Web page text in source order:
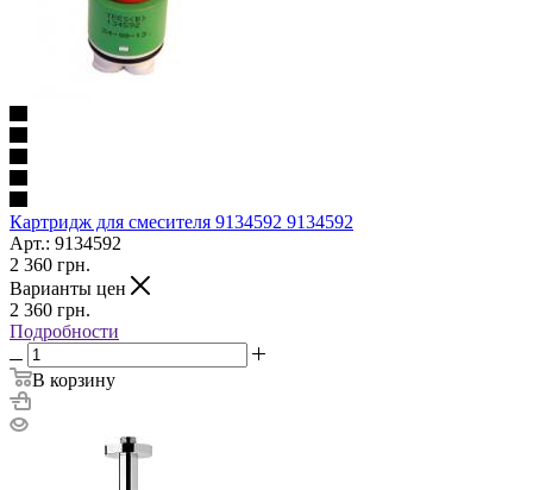
Картридж для смесителя 9134592 9134592
Арт.: 9134592
2 360 грн.
Варианты цен
2 360 грн.
Подробности
В корзину